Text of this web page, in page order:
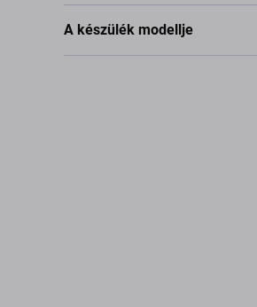
A készülék modellje